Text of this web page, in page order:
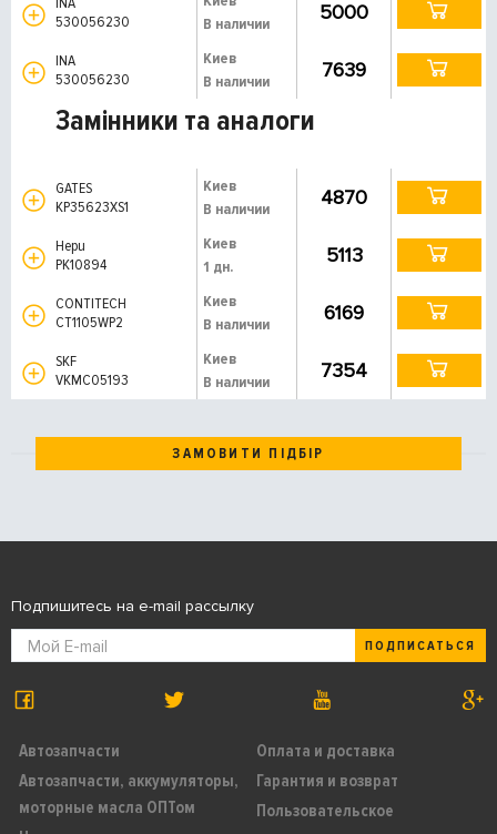
530056230
В наличии
5000
INA
530056230
Киев
В наличии
7639
Замінники та аналоги
GATES
KP35623XS1
Киев
В наличии
4870
Hepu
PK10894
Киев
1 дн.
5113
CONTITECH
CT1105WP2
Киев
В наличии
6169
SKF
VKMC05193
Киев
В наличии
7354
ЗАМОВИТИ ПІДБІР
Автозапчасти
Автозапчасти, аккумуляторы,
моторные масла ОПТом
Оплата и доставка
Гарантия и возврат
Пользовательское
Подпишитесь на e-mail рассылку
ПОДПИСАТЬСЯ